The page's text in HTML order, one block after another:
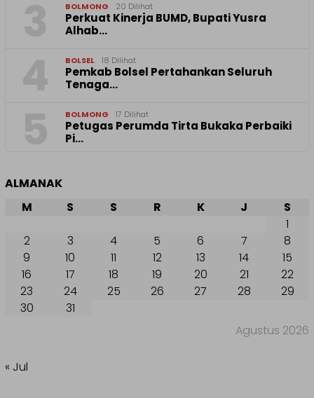
BOLMONG 20 Dilihat
Perkuat Kinerja BUMD, Bupati Yusra
Alhab…
BOLSEL 18 Dilihat
Pemkab Bolsel Pertahankan Seluruh
Tenaga…
BOLMONG 17 Dilihat
Petugas Perumda Tirta Bukaka Perbaiki
Pi…
ALMANAK
Agustus 2026
M S S R K J
S
1
2
3 4 5 6 7
8
9
10 11 12 13 14
15
16
17 18 19 20 21
22
23
24 25 26 27 28
29
30
31
« Jul